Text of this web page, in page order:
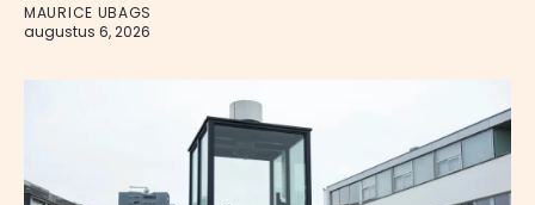
MAURICE UBAGS
augustus 6, 2026